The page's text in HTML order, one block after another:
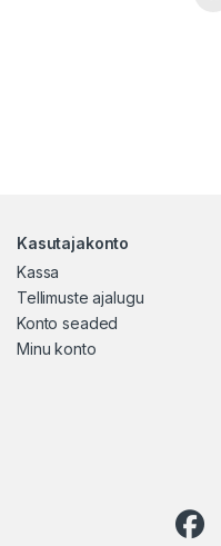
Kasutajakonto
Kassa
Tellimuste ajalugu
Konto seaded
Minu konto